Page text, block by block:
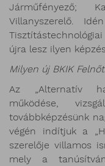
Járműfényező;
Villanyszerelő.
újra lesz ilyen
Milyen új BKIK
Az „Alternatív
működése,
továbbképzésünk
végén indítjuk a
szerelője villamos
mely a